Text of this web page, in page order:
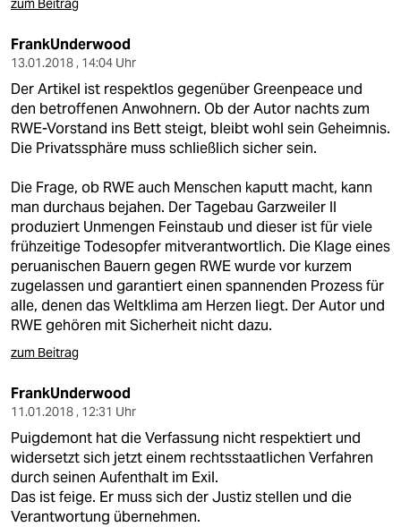
zum Beitrag
FrankUnderwood
13.01.2018 , 14:04 Uhr
Der Artikel ist respektlos gegenüber Greenpeace und
den betroffenen Anwohnern. Ob der Autor nachts zum
RWE-Vorstand ins Bett steigt, bleibt wohl sein Geheimnis.
Die Privatssphäre muss schließlich sicher sein.
Die Frage, ob RWE auch Menschen kaputt macht, kann
man durchaus bejahen. Der Tagebau Garzweiler II
produziert Unmengen Feinstaub und dieser ist für viele
frühzeitige Todesopfer mitverantwortlich. Die Klage eines
peruanischen Bauern gegen RWE wurde vor kurzem
zugelassen und garantiert einen spannenden Prozess für
alle, denen das Weltklima am Herzen liegt. Der Autor und
RWE gehören mit Sicherheit nicht dazu.
zum Beitrag
FrankUnderwood
11.01.2018 , 12:31 Uhr
Puigdemont hat die Verfassung nicht respektiert und
widersetzt sich jetzt einem rechtsstaatlichen Verfahren
durch seinen Aufenthalt im Exil.
Das ist feige. Er muss sich der Justiz stellen und die
Verantwortung übernehmen.